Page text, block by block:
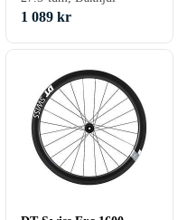
Micro Spline
1 089 kr